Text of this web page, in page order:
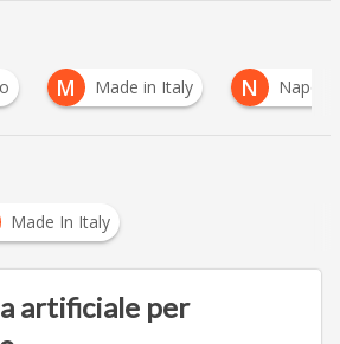
Made in Italy Napoli
Made In Italy
artificiale per